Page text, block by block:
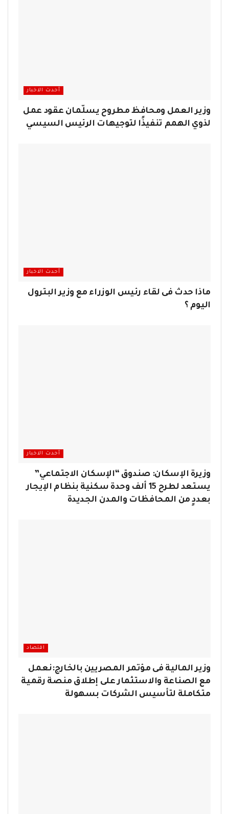
أحدث الاخبار
وزير العمل ومحافظ مطروح يسلّمان عقود عمل
لذوي الهمم تنفيذًا لتوجيهات الرئيس السيسي
أحدث الاخبار
ماذا حدث فى لقاء رئيس الوزراء مع وزير البترول
اليوم ؟
أحدث الاخبار
وزيرة الإسكان: صندوق “الإسكان الاجتماعي”
يستعد لطرح 15 ألف وحدة سكنية بنظام الإيجار
بعددٍ من المحافظات والمدن الجديدة
اقتصاد
وزير المالية فى مؤتمر المصريين بالخارج:نعمل
مع الصناعة والاستثمار على إطلاق منصة رقمية
متكاملة لتأسيس الشركات بسهولة